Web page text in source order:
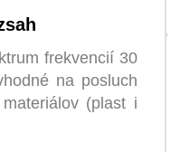
frekvencií 30
na posluch
(plast i